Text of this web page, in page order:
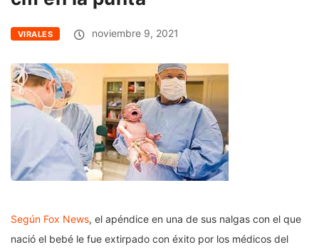
VIRALES noviembre 9, 2021
Según Fox News, el apéndice en una de sus nalgas con el que
nació el bebé le fue extirpado con éxito por los médicos del